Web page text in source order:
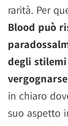
rarità. Per
Blood può
degli
in chiaro
suo aspetto